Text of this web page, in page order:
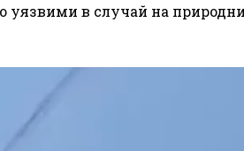
уязвими в случай на природни